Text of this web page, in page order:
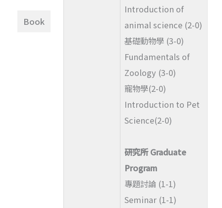
Book
Introduction of
animal science (2-0)
基礎動物學 (3-0)
Fundamentals of
Zoology (3-0)
寵物學(2-0)
Introduction to Pet
Science(2-0)
研究所 Graduate
Program
專題討論 (1-1)
Seminar (1-1)